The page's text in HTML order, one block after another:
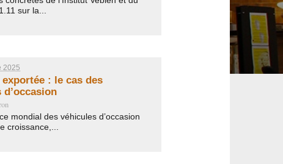
sur la...
2025
: le cas des
mondial des véhicules d’occasion
croissance,...